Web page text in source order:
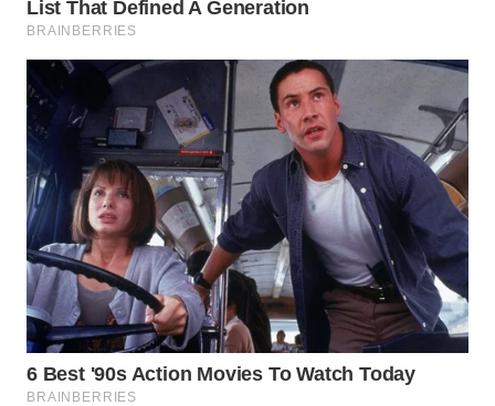
CIREBON
WN
INDRAMAYU
WN
KUNINGAN
WN
MAJALENGKA
WN
SUBANG